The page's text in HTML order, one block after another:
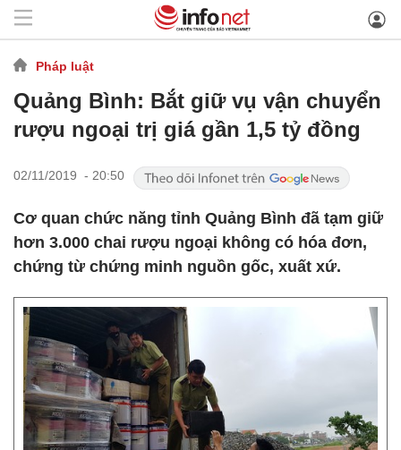
Pháp luật
Quảng Bình: Bắt giữ vụ vận chuyển
rượu ngoại trị giá gần 1,5 tỷ đồng
02/11/2019 - 20:50
Cơ quan chức năng tỉnh Quảng Bình đã tạm giữ
hơn 3.000 chai rượu ngoại không có hóa đơn,
chứng từ chứng minh nguồn gốc, xuất xứ.